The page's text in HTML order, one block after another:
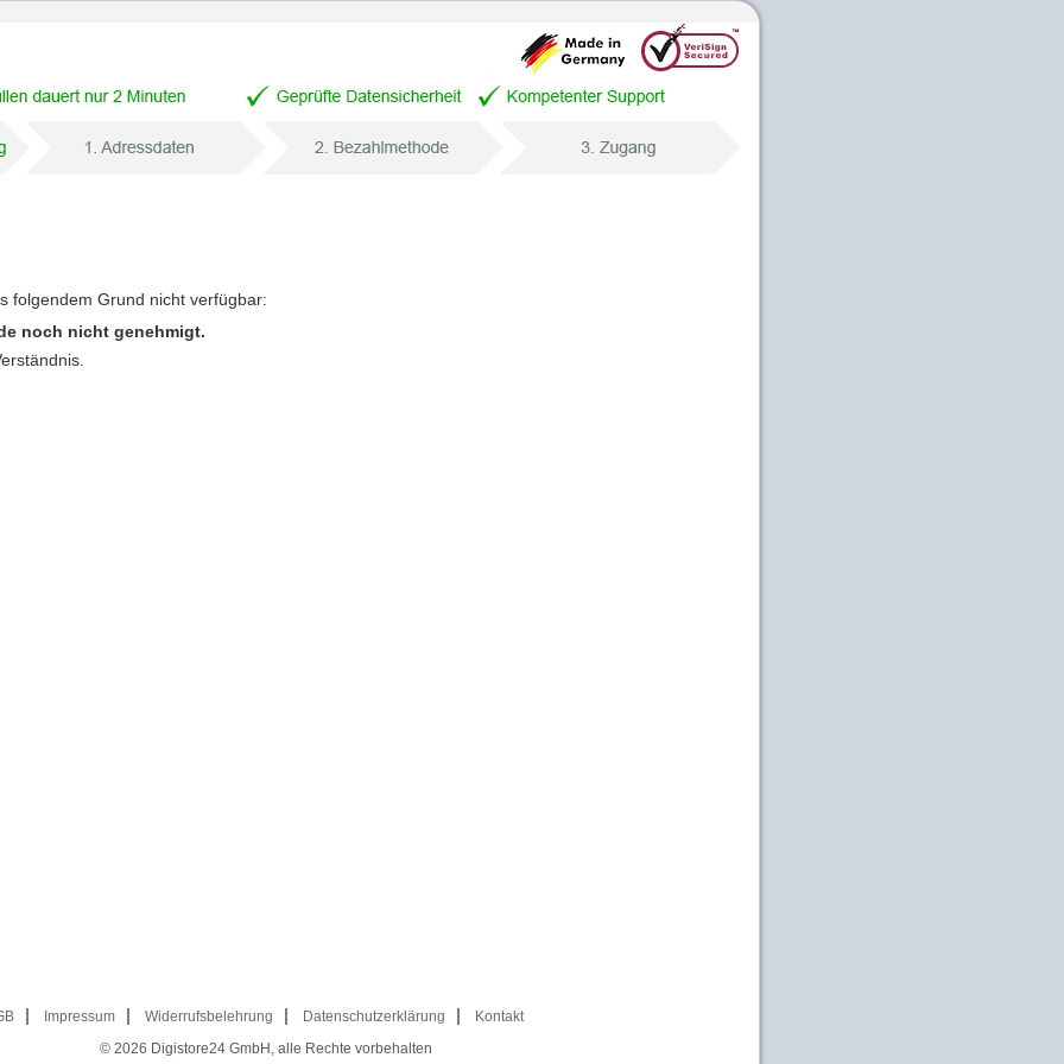
folgendem Grund nicht verfügbar:
noch nicht genehmigt.
Impressum Widerrufsbelehrung Datenschutzerklärung
Kontakt
© 2026 Digistore24 GmbH, alle Rechte vorbehalten